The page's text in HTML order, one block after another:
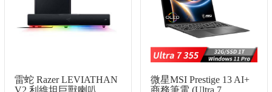
雷蛇 Razer LEVIATHAN
V2 利維坦巨獸喇叭
微星MSI Prestige 13 AI+
商務筆電 (Ultra 7